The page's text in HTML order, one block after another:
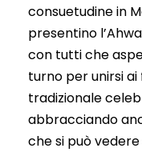
consuetudine in
presentino
con tutti che
turno per unirsi
tradizionale
abbracciando
che si può